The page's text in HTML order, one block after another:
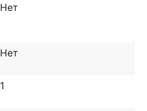
Нет
Нет
1